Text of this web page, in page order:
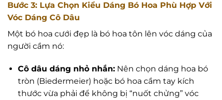
Bước 3: Lựa Chọn Kiểu Dáng Bó Hoa Phù Hợp Với
Vóc Dáng Cô Dâu
Một bó hoa cưới đẹp là bó hoa tôn lên vóc dáng của
người cầm nó:
Cô dâu dáng nhỏ nhắn:Nên chọn dáng hoa bó
tròn (Biedermeier) hoặc bó hoa cầm tay kích
thước vừa phải để không bị “nuốt chửng” vóc